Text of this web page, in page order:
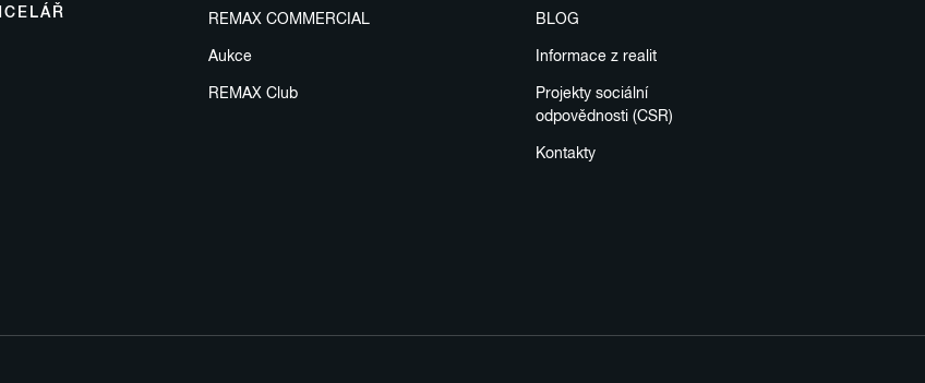
REMAX COMMERCIAL
Aukce
REMAX Club
BLOG
Informace z realit
Projekty sociální
odpovědnosti (CSR)
Kontakty